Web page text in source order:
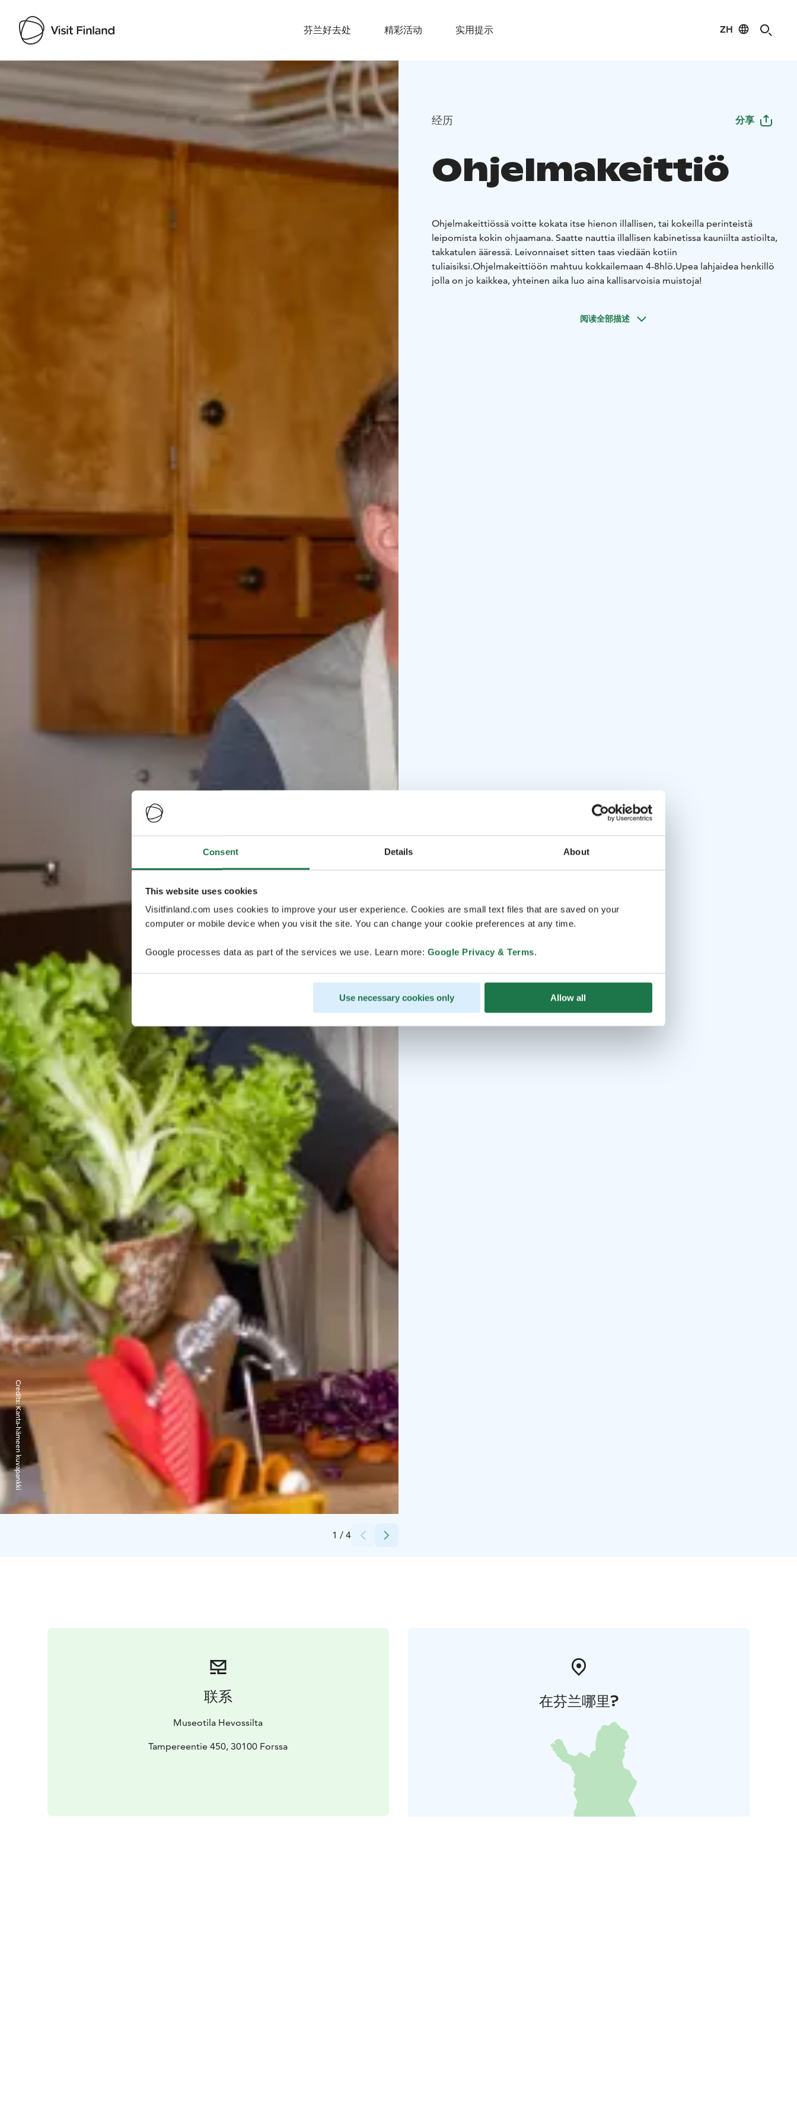
Consent Details About
This website uses cookies
Visitfinland.com uses cookies to improve your user experience. Cookies are small text files that are saved on your
computer or mobile device when you visit the site. You can change your cookie preferences at any time.
Google processes data as part of the services we use. Learn more: Google Privacy & Terms.
Use necessary cookies only Allow all
芬兰好去处 精彩活动 实用提示 ZH
Visit Finland
1 / 4
Credits:
Kanta-hämeen kuvapankki
经历 分享
Ohjelmakeittiö
Ohjelmakeittiössä voitte kokata itse hienon illallisen, tai kokeilla perinteistä
leipomista kokin ohjaamana. Saatte nauttia illallisen kabinetissa kauniilta astioilta,
takkatulen ääressä. Leivonnaiset sitten taas viedään kotiin
tuliaisiksi.Ohjelmakeittiöön mahtuu kokkailemaan 4-8hlö.Upea lahjaidea henkillö
jolla on jo kaikkea, yhteinen aika luo aina kallisarvoisia muistoja!
阅读全部描述
联系
Museotila Hevossilta
Tampereentie 450, 30100 Forssa
在芬兰哪里?